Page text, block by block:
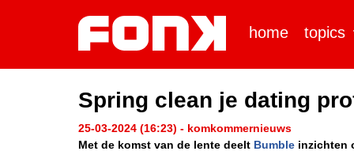
home topics
Spring clean je dating
25-03-2024 (16:23) - komkommernieuws
Met de komst van de lente deelt Bumble inzichten